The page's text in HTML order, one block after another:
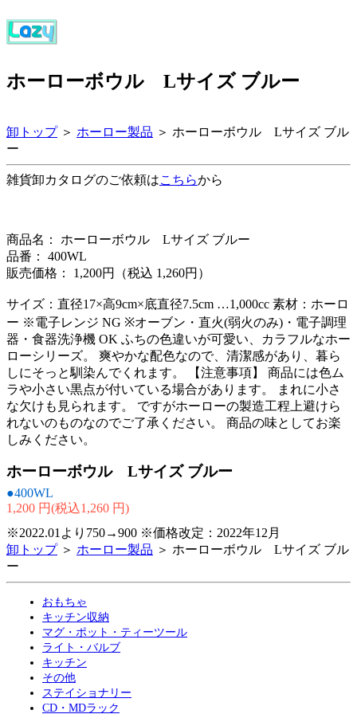
ホーローボウル Lサイズ ブルー
卸トップ＞ ホーロー製品 ＞ ホーローボウル Lサイズ ブル
ー
雑貨卸カタログのご依頼はこちらから
商品名： ホーローボウル Lサイズ ブルー
品番： 400WL
販売価格： 1,200円（税込 1,260円）
サイズ：直径17×高9cm×底直径7.5cm …1,000cc 素材：ホーロ
ー ※電子レンジ NG ※オーブン・直火(弱火のみ)・電子調理
器・食器洗浄機 OK ふちの色違いが可愛い、カラフルなホー
ローシリーズ。 爽やかな配色なので、清潔感があり、暮ら
しにそっと馴染んでくれます。 【注意事項】 商品には色ム
ラや小さい黒点が付いている場合があります。 まれに小さ
な欠けも見られます。 ですがホーローの製造工程上避けら
れないのものなのでご了承ください。 商品の味としてお楽
しみください。
ホーローボウル Lサイズ ブルー
●400WL
1,200 円(税込1,260 円)
※2022.01より750→900 ※価格改定：2022年12月
卸トップ＞ ホーロー製品 ＞ ホーローボウル Lサイズ ブル
ー
おもちゃ
キッチン収納
マグ・ポット・ティーツール
ライト・バルブ
キッチン
その他
ステイショナリー
CD・MDラック